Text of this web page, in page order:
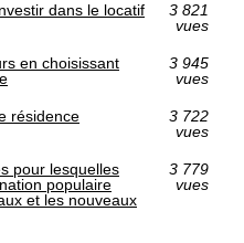
dans le locatif
3 821
vues
en choisissant
3 945
vues
résidence
3 722
vues
pour lesquelles
populaire
et les nouveaux
3 779
vues